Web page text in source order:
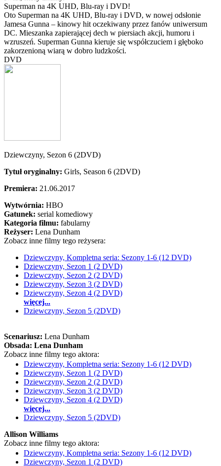
Superman na 4K UHD, Blu-ray i DVD!
Oto Superman na 4K UHD, Blu-ray i DVD, w nowej odsłonie
Jamesa Gunna – kinowy hit oczekiwany przez fanów uniwersum
DC. Mieszanka zapierającej dech w piersiach akcji, humoru i
wzruszeń. Superman Gunna kieruje się współczuciem i głęboko
zakorzenioną wiarą w dobro ludzkości.
DVD
Dziewczyny, Sezon 6 (2DVD)
Tytuł oryginalny: Girls, Season 6 (2DVD)
Premiera: 21.06.2017
Wytwórnia: HBO
Gatunek: serial komediowy
Kategoria filmu: fabularny
Reżyser: Lena Dunham
Zobacz inne filmy tego reżysera:
Dziewczyny, Kompletna seria: Sezony 1-6 (12 DVD)
Dziewczyny, Sezon 1 (2 DVD)
Dziewczyny, Sezon 2 (2 DVD)
Dziewczyny, Sezon 3 (2 DVD)
Dziewczyny, Sezon 4 (2 DVD)
więcej...
Dziewczyny, Sezon 5 (2DVD)
Scenariusz: Lena Dunham
Obsada: Lena Dunham
Zobacz inne filmy tego aktora:
Dziewczyny, Kompletna seria: Sezony 1-6 (12 DVD)
Dziewczyny, Sezon 1 (2 DVD)
Dziewczyny, Sezon 2 (2 DVD)
Dziewczyny, Sezon 3 (2 DVD)
Dziewczyny, Sezon 4 (2 DVD)
więcej...
Dziewczyny, Sezon 5 (2DVD)
Allison Williams
Zobacz inne filmy tego aktora:
Dziewczyny, Kompletna seria: Sezony 1-6 (12 DVD)
Dziewczyny, Sezon 1 (2 DVD)